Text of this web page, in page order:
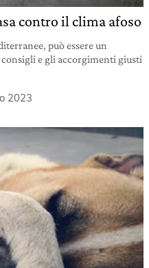
contro il clima afoso
può essere un
e gli accorgimenti giusti
2023